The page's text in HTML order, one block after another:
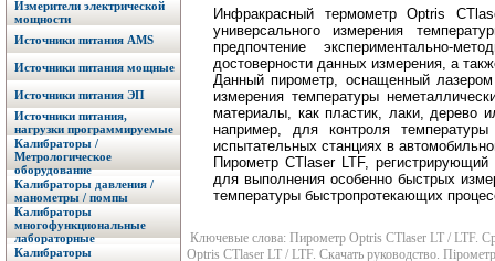
Измерители электрической
мощности
Источники питания AMS
Источники питания мощные
Источники питания ЭП
Источники питания,
нагрузки программируемые
Калибраторы /
Метрологическое
оборудование
Калибраторы давления /
манометры / помпы
Калибраторы
многофункциональные
лабораторные
Калибраторы
Инфракрасный термометр Optris
универсального измерения
предпочтение экспериментально-
достоверности данных измерения, а
Данный пирометр, оснащенный
измерения температуры
материалы, как пластик, лаки, дерево
например, для контроля
испытательных станциях в
Пирометр CTlaser LTF,
для выполнения особенно быстрых
температуры быстропротекающих
Ключевые слова: Пирометр Optris CTlaser LT / LTF.
Optris CTlaser LT / LTF. Скачать руководство.